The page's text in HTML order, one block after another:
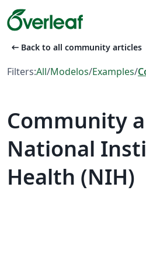
arrow_left_alt Back to all community articles
Filters:All/Modelos/Examples/
Community
National
Health (NIH)